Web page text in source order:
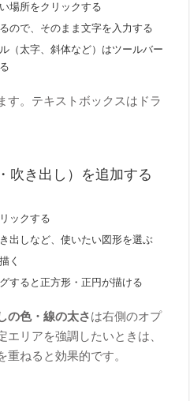
場所をクリックする
ので、そのまま文字を入力する
（太字、斜体など）はツールバー
す。テキストボックスはドラ
吹き出し）を追加する
ックする
出しなど、使いたい図形を選ぶ
く
すると正方形・正円が描ける
の色・線の太さは右側のオプ
リアを強調したいときは、
ねると効果的です。